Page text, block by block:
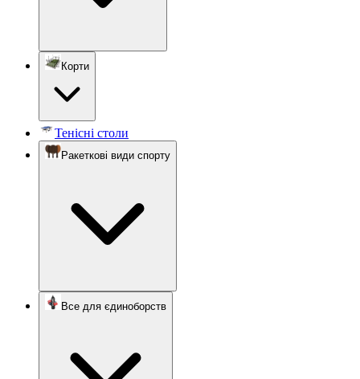
Корти
Тенісні столи
Ракеткові види спорту
Все для єдиноборств